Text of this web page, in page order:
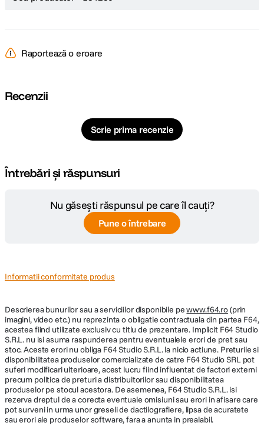
Raportează o eroare
Recenzii
Scrie prima recenzie
Întrebări și răspunsuri
Nu găsești răspunsul pe care îl cauți?
Pune o întrebare
Informatii conformitate produs
Descrierea bunurilor sau a serviciilor disponibile pewww.f64.ro(prin
imagini, video etc.) nu reprezinta o obligatie contractuala din partea F64,
acestea fiind utilizate exclusiv cu titlu de prezentare. Implicit F64 Studio
S.R.L. nu isi asuma raspunderea pentru eventualele erori de pret sau
stoc. Aceste erori nu obliga F64 Studio S.R.L. la nicio actiune. Preturile si
disponibilitatea produselor comercializate de catre F64 Studio SRL pot
suferi modificari ulterioare, acest lucru fiind influentat de factori externi
precum politica de preturi a distribuitorilor sau disponibilitatea
produselor pe stocul acestora. De asemenea, F64 Studio S.R.L. isi
rezerva dreptul de a corecta eventuale omisiuni sau erori in afisare care
pot surveni in urma unor greseli de dactilografiere, lipsa de acuratete
sau erori ale produselor software, fara a anunta in prealabil.